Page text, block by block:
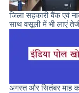
जिला सहकारी बैंक एवं
साथ वसूली में भी लाएं
अगस्त और सितंबर माह